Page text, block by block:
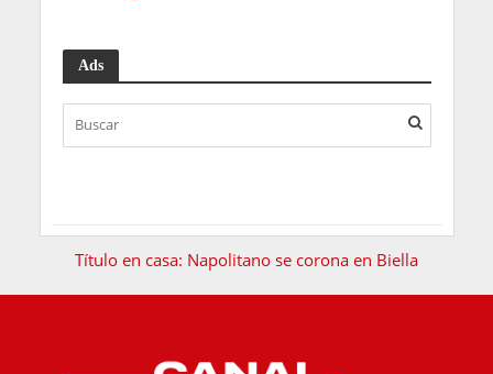
Ads
Título en casa: Napolitano se corona en Biella